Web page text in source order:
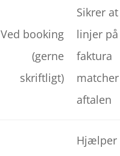
Ved booking
(gerne
skriftligt)
Sikrer at
linjer på
faktura
matcher
aftalen
Hjælper